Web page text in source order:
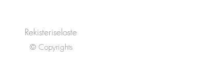
Rekisteriseloste
© Copyrights